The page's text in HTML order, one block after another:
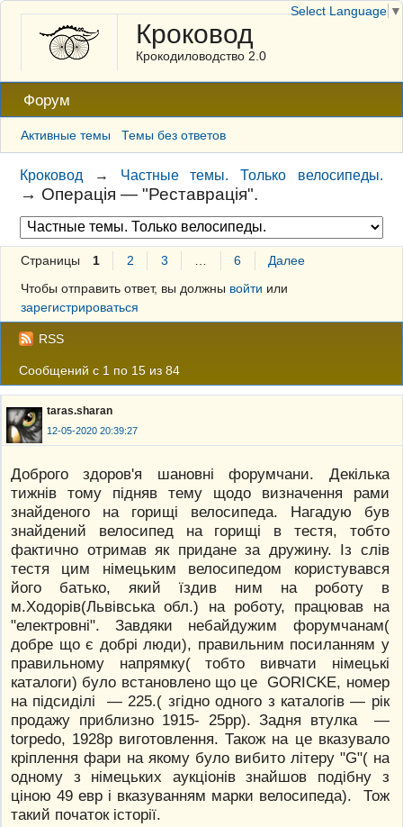
Кроковод
Крокодиловодство 2.0
Форум
Активные темы Темы без ответов
Кроковод → Частные темы. Только велосипеды.
→ Операція — "Реставрація".
Страницы 1 2 3 6
Далее
Чтобы отправить ответ, вы должны войти или
зарегистрироваться
RSS
Сообщений с 1 по 15 из 84
taras.sharan
12-05-2020 20:39:27
Доброго здоров'я шановні форумчани. Декілька
тижнів тому підняв тему щодо визначення рами
знайденого на горищі велосипеда. Нагадую був
знайдений велосипед на горищі в тестя, тобто
фактично отримав як придане за дружину. Із слів
тестя цим німецьким велосипедом користувався
його батько, який їздив ним на роботу в
м.Ходорів(Львівська обл.) на роботу, працював на
"електровні". Завдяки небайдужим форумчанам(
добре що є добрі люди), правильним посиланням у
правильному напрямку( тобто вивчати німецькі
каталоги) було встановлено що це GORICKE, номер
на підсиділі — 225.( згідно одного з каталогів — рік
продажу приблизно 1915- 25рр). Задня втулка —
torpedo, 1928р виготовлення. Також на це вказувало
кріплення фари на якому було вибито літеру "G"( на
одному з німецьких аукціонів знайшов подібну з
ціною 49 евр і вказуванням марки велосипеда). Тож
такий початок історії.
Select Language ▼